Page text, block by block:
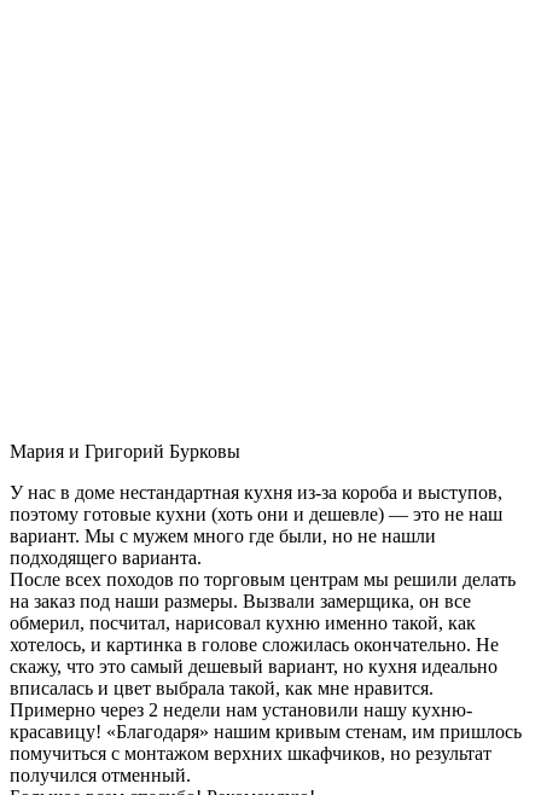
Мария и Григорий Бурковы
У нас в доме нестандартная кухня из-за короба и выступов,
поэтому готовые кухни (хоть они и дешевле) — это не наш
вариант. Мы с мужем много где были, но не нашли
подходящего варианта.
После всех походов по торговым центрам мы решили делать
на заказ под наши размеры. Вызвали замерщика, он все
обмерил, посчитал, нарисовал кухню именно такой, как
хотелось, и картинка в голове сложилась окончательно. Не
скажу, что это самый дешевый вариант, но кухня идеально
вписалась и цвет выбрала такой, как мне нравится.
Примерно через 2 недели нам установили нашу кухню-
красавицу! «Благодаря» нашим кривым стенам, им пришлось
помучиться с монтажом верхних шкафчиков, но результат
получился отменный.